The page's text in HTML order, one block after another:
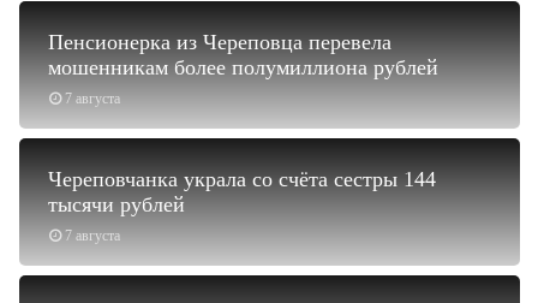
7 августа
Пенсионерка из Череповца перевела
мошенникам более полумиллиона рублей
7 августа
Череповчанка украла со счёта сестры 144
тысячи рублей